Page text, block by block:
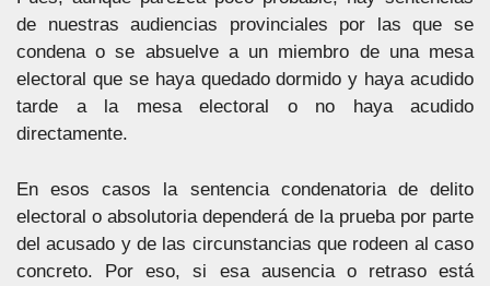
de nuestras audiencias provinciales por las que se
condena o se absuelve a un miembro de una mesa
electoral que se haya quedado dormido y haya acudido
tarde a la mesa electoral o no haya acudido
directamente.
En esos casos la sentencia condenatoria de delito
electoral o absolutoria dependerá de la prueba por parte
del acusado y de las circunstancias que rodeen al caso
concreto. Por eso, si esa ausencia o retraso está